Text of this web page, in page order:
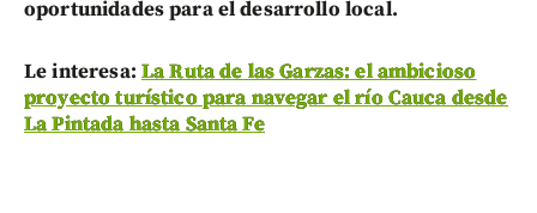
oportunidades para el desarrollo local.
Le interesa: La Ruta de las Garzas: el ambicioso
proyecto turístico para navegar el río Cauca desde
La Pintada hasta Santa Fe